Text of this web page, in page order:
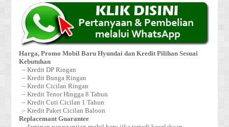
Harga, Promo Mobil Baru Hyundai dan Kredit Pilihan Sesuai
Kebutuhan
– Kredit DP Ringan
– Kredit Bunga Ringan
– Kredit Cicilan Ringan
– Kredit Tenor Hingga 8 Tahun
– Kredit Cuti Cicilan 1 Tahun
– Kredit Paket Cicilan Baloon
Replacemant Guarantee